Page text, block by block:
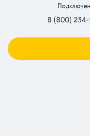
8 (800) 234-